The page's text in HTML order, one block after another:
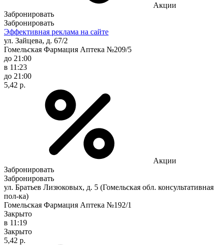
Акции
Забронировать
Забронировать
Эффективная реклама на сайте
ул. Зайцева, д. 67/2
Гомельская Фармация Аптека №209/5
до 21:00
в 11:23
до 21:00
5,42 р.
Акции
Забронировать
Забронировать
ул. Братьев Лизюковых, д. 5 (Гомельская обл. консультативная
пол-ка)
Гомельская Фармация Аптека №192/1
Закрыто
в 11:19
Закрыто
5,42 р.